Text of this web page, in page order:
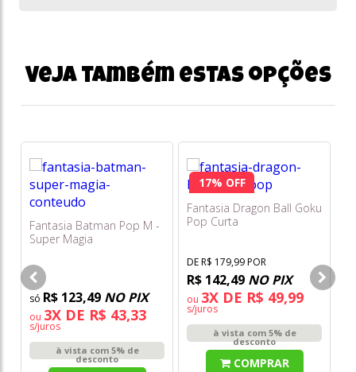
Veja também estas opções
Fantasia Batman Pop M -
Super Magia
R$ 123,49 NO PIX
ou 3X DE R$ 43,33
s/juros
à vista com 5% de
desconto
17% OFF
Fantasia Dragon Ball Goku
Pop Curta
DE R$ 179,99 POR
R$ 142,49 NO PIX
ou 3X DE R$ 49,99
s/juros
à vista com 5% de
desconto
COMPRAR